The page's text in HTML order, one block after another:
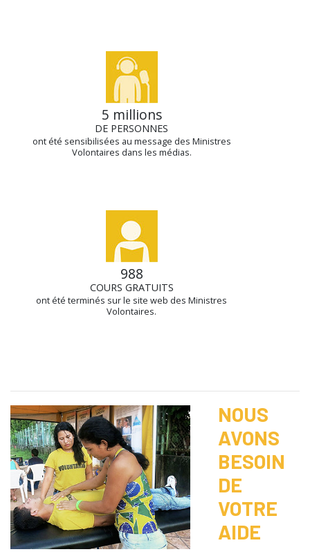
5 millions
DE PERSONNES
ont été sensibilisées au message des Ministres
Volontaires dans les médias.
988
COURS GRATUITS
ont été terminés sur le site web des Ministres
Volontaires.
NOUS
AVONS
BESOIN
DE
VOTRE
AIDE